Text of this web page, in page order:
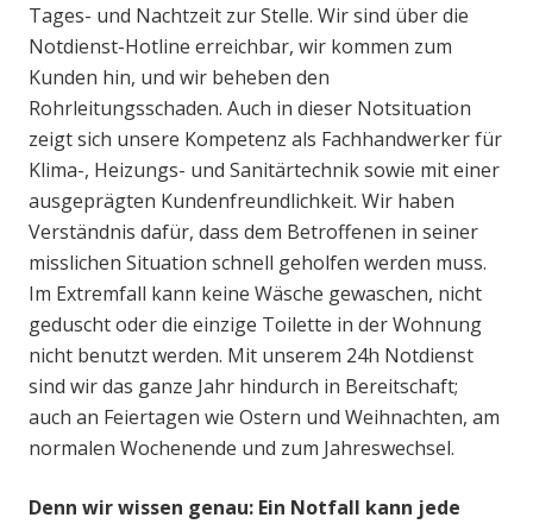
Tages- und Nachtzeit zur Stelle. Wir sind über die
Notdienst-Hotline erreichbar, wir kommen zum
Kunden hin, und wir beheben den
Rohrleitungsschaden. Auch in dieser Notsituation
zeigt sich unsere Kompetenz als Fachhandwerker für
Klima-, Heizungs- und Sanitärtechnik sowie mit einer
ausgeprägten Kundenfreundlichkeit. Wir haben
Verständnis dafür, dass dem Betroffenen in seiner
misslichen Situation schnell geholfen werden muss.
Im Extremfall kann keine Wäsche gewaschen, nicht
geduscht oder die einzige Toilette in der Wohnung
nicht benutzt werden. Mit unserem 24h Notdienst
sind wir das ganze Jahr hindurch in Bereitschaft;
auch an Feiertagen wie Ostern und Weihnachten, am
normalen Wochenende und zum Jahreswechsel.
Denn wir wissen genau: Ein Notfall kann jede